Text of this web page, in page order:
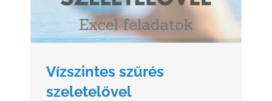
Vízszintes szűrés
szeletelővel